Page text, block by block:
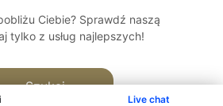
Live chat
Ciebie? Sprawdź naszą
tylko z usług najlepszych!
Szukaj